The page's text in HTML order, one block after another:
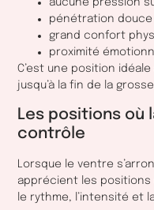
aucune pression
pénétration douce
grand confort
proximité
C’est une position
jusqu’à la fin de la
Les positions où
contrôle
Lorsque le ventre
apprécient les
le rythme, l’intensité et